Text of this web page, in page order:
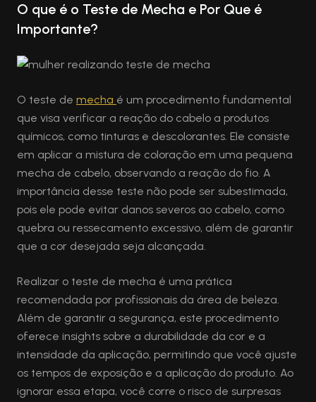
O que é o Teste de Mecha e Por Que é
Importante?
O teste de mecha é um procedimento fundamental
que visa verificar a reação do cabelo a produtos
químicos, como tinturas e descolorantes. Ele consiste
em aplicar a mistura de coloração em uma pequena
mecha de cabelo, observando a reação do fio. A
importância desse teste não pode ser subestimada,
pois ele pode evitar danos severos ao cabelo, como
quebra ou ressecamento excessivo, além de garantir
que a cor desejada seja alcançada.
Realizar o teste de mecha é uma prática
recomendada por profissionais da área de beleza.
Além de garantir a segurança, este procedimento
oferece insights sobre a durabilidade da cor e a
intensidade da aplicação, permitindo que você ajuste
os tempos de exposição e a aplicação do produto. Ao
ignorar essa etapa, você corre o risco de surpresas